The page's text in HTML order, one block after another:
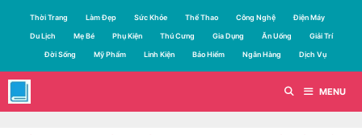
dung
Thời Trang Làm Đẹp Sức Khỏe Thể Thao Công Nghệ Điện Máy
Du Lịch Mẹ Bé Phụ Kiện Thú Cưng Gia Dụng Ăn Uống Giải Trí
Đời Sống Mỹ Phẩm Linh Kiện Bảo Hiểm Ngân Hàng Dịch Vụ
MENU